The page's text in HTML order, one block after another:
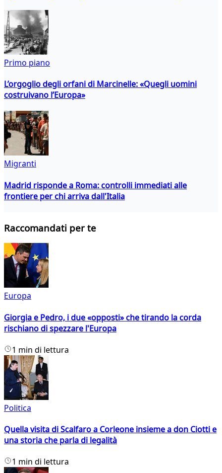
Primo piano
L’orgoglio degli orfani di Marcinelle: «Quegli uomini
costruivano l’Europa»
Migranti
Madrid risponde a Roma: controlli immediati alle
frontiere per chi arriva dall'Italia
Raccomandati per te
Europa
Giorgia e Pedro, i due «opposti» che tirando la corda
rischiano di spezzare l'Europa
1 min di lettura
Politica
Quella visita di Scalfaro a Corleone insieme a don Ciotti e
una storia che parla di legalità
1 min di lettura